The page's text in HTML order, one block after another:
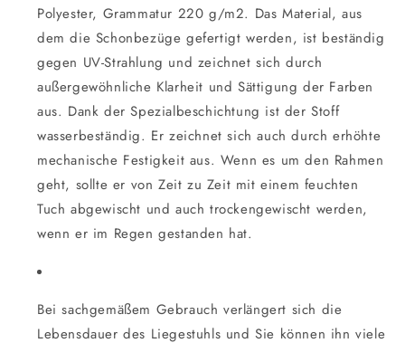
Polyester, Grammatur 220 g/m2. Das Material, aus
dem die Schonbezüge gefertigt werden, ist beständig
gegen UV-Strahlung und zeichnet sich durch
außergewöhnliche Klarheit und Sättigung der Farben
aus. Dank der Spezialbeschichtung ist der Stoff
wasserbeständig. Er zeichnet sich auch durch erhöhte
mechanische Festigkeit aus. Wenn es um den Rahmen
geht, sollte er von Zeit zu Zeit mit einem feuchten
Tuch abgewischt und auch trockengewischt werden,
wenn er im Regen gestanden hat.
Bei sachgemäßem Gebrauch verlängert sich die
Lebensdauer des Liegestuhls und Sie können ihn viele